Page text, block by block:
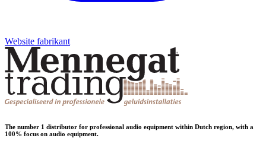
Website fabrikant
The number 1 distributor for professional audio equipment within Dutch region, with a
100% focus on audio equipment.